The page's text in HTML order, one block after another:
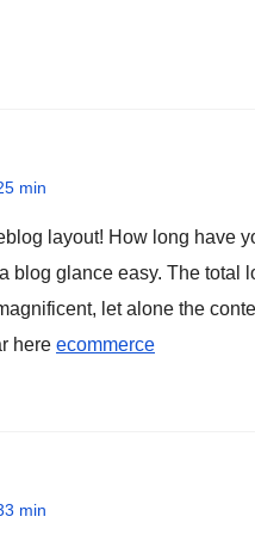
min
layout! How long have
blog glance easy. The total
let alone the
here ecommerce
min